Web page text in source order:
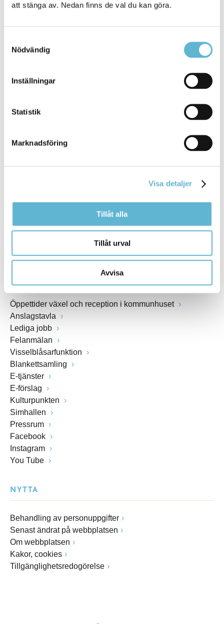
att stänga av. Nedan finns de val du kan göra.
Nödvändig
Inställningar
Statistik
Marknadsföring
Visa detaljer
Tillåt alla
Tillåt urval
Avvisa
KONTAKT
Besöksadress
Postadress
Box 18, 295 21 Bromölla
Fax: 0456-82 22 00
Öppettider växel och reception i kommunhuset
Anslagstavla
Lediga jobb
Felanmälan
Visselblåsarfunktion
Blankettsamling
E-tjänster
E-förslag
Kulturpunkten
Simhallen
Pressrum
Facebook
Instagram
You Tube
NYTTA
Behandling av personuppgifter
Senast ändrat på webbplatsen
Om webbplatsen
Kakor, cookies
Tillgänglighetsredogörelse